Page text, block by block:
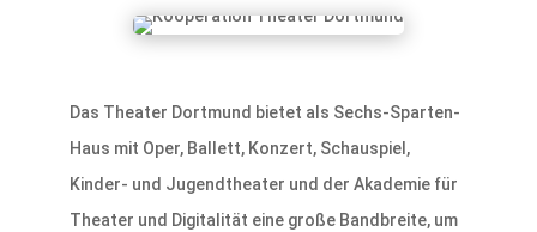
Das Theater Dortmund bietet als Sechs-Sparten-
Haus mit Oper, Ballett, Konzert, Schauspiel,
Kinder- und Jugendtheater und der Akademie für
Theater und Digitalität eine große Bandbreite, um